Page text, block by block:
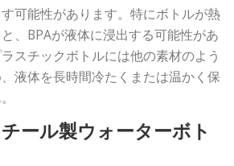
可能性があります。特にボトルが熱
、BPAが液体に浸出する可能性があ
スチックボトルには他の素材のよう
液体を長時間冷たくまたは温かく保
ール製ウォーターボト